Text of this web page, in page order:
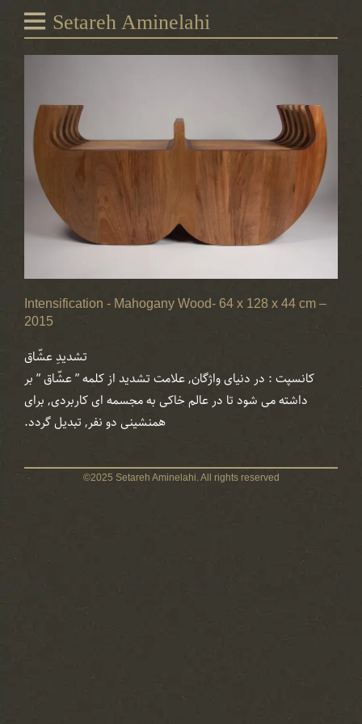
Setareh Aminelahi
Intensification - Mahogany Wood- 64 x 128 x 44 cm –
2015
تشدیدِ عشّاق
کانسپت : در دنیای واژگان, علامت تشدید از کلمه ” عشّاق ” بر
داشته می شود تا در عالم خاکی به مجسمه ای کاربردی, برای
همنشینی دو نفر, تبدیل گردد.
©2025 Setareh Aminelahi. All rights reserved